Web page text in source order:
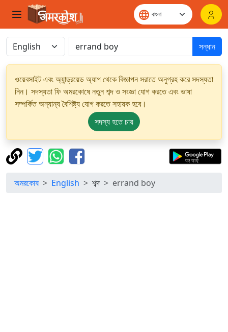
সন্ধান
ওয়েবসাইট এবং অ্যান্ড্রয়েড অ্যাপ থেকে বিজ্ঞাপন সরাতে অনুগ্রহ করে সদস্যতা
নিন। সদস্যতা ফি অমরকোষে নতুন শব্দ ও সংজ্ঞা যোগ করতে এবং ভাষা
সম্পর্কিত অন্যান্য বৈশিষ্ট্য যোগ করতে সহায়ক হবে।
সদস্য হতে চায়
অমরকোষ English শব্দ errand boy